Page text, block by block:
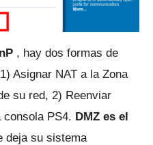
, hay dos formas de
Asignar NAT a la Zona
su red, 2) Reenviar
PS4. DMZ es el
deja su sistema